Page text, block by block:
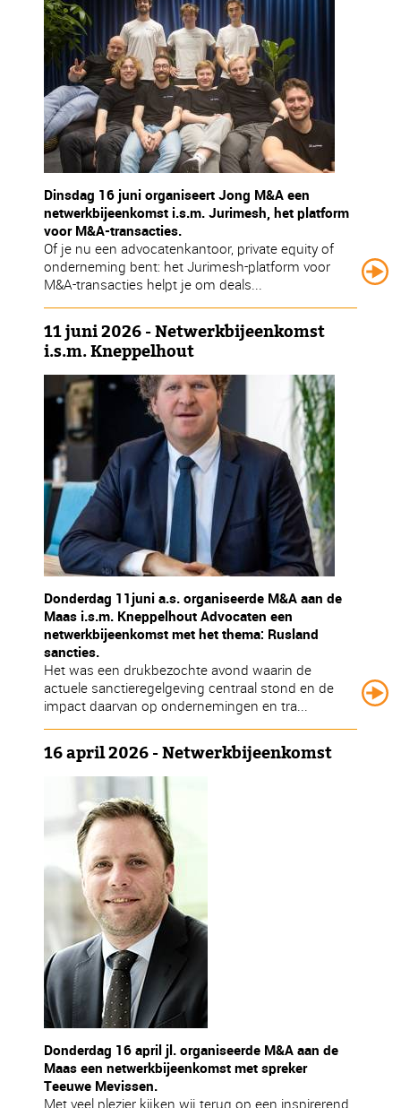
Dinsdag 16 juni organiseert Jong M&A een
netwerkbijeenkomst i.s.m. Jurimesh, het platform
voor M&A-transacties.
Of je nu een advocatenkantoor, private equity of
onderneming bent: het Jurimesh-platform voor
M&A-transacties helpt je om deals...
11 juni 2026 - Netwerkbijeenkomst
i.s.m. Kneppelhout
Donderdag 11juni a.s. organiseerde M&A aan de
Maas i.s.m. Kneppelhout Advocaten een
netwerkbijeenkomst met het thema: Rusland
sancties.
Het was een drukbezochte avond waarin de
actuele sanctieregelgeving centraal stond en de
impact daarvan op ondernemingen en tra...
16 april 2026 - Netwerkbijeenkomst
Donderdag 16 april jl. organiseerde M&A aan de
Maas een netwerkbijeenkomst met spreker
Teeuwe Mevissen.
Met veel plezier kijken wij terug op een inspirerend